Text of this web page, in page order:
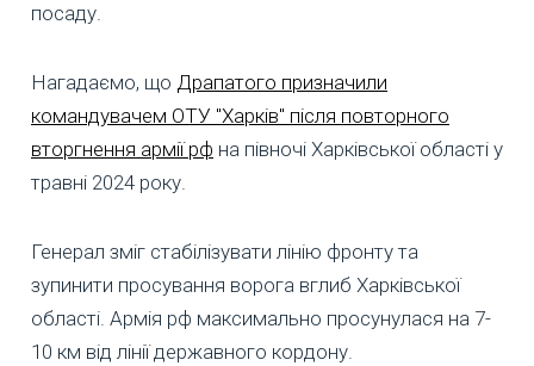
посаду.
Нагадаємо, що Драпатого призначили
командувачем ОТУ "Харків" після повторного
вторгнення армії рф на півночі Харківської області у
травні 2024 року.
Генерал зміг стабілізувати лінію фронту та
зупинити просування ворога вглиб Харківської
області. Армія рф максимально просунулася на 7-
10 км від лінії державного кордону.